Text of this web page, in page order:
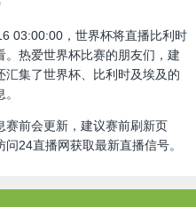
03:00:00，世界杯将直播比利时
热爱世界杯比赛的朋友们，建
集了世界杯、比利时及埃及的
赛前会更新，建议赛前刷新页
24直播网获取最新直播信号。